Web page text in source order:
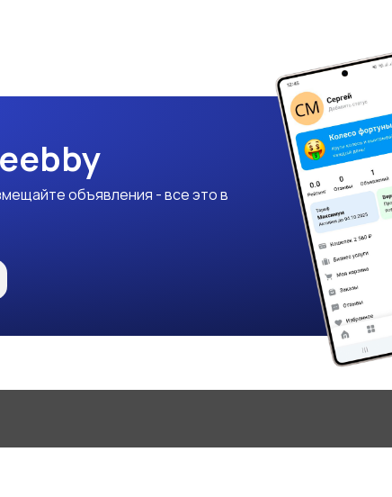
объявления - все это в